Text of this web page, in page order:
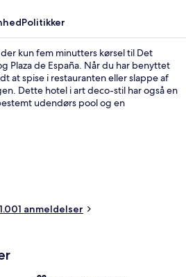
Politikker
kun fem minutters kørsel til Det
Plaza de España. Når du har benyttet
at spise i restauranten eller slappe af
Dette hotel i art deco-stil har også en
udendørs pool og en
ligger kun en kort gåtur fra offentlig
ligger 7 minutter derfra.
anmeldelser